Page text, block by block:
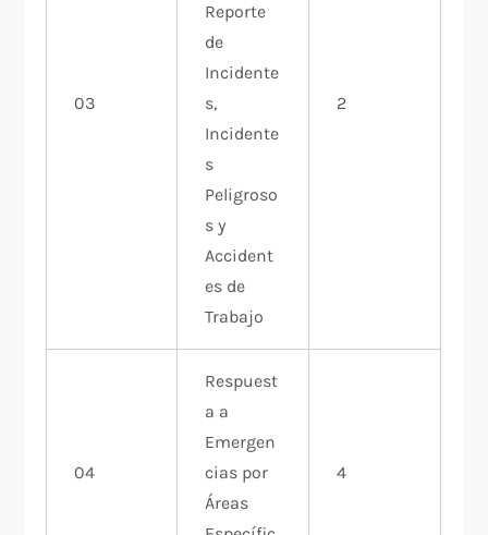
03
Reporte
de
Incidente
s,
Incidente
s
Peligroso
s y
Accident
es de
Trabajo
2
04
Respuest
a a
Emergen
cias por
Áreas
4